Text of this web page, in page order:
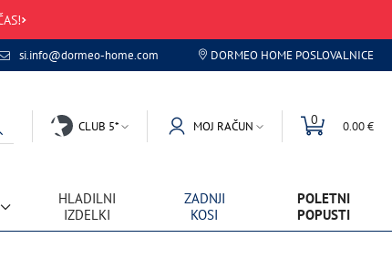
si.info@dormeo-home.com DORMEO HOME POSLOVALNICE
CLUB 5* MOJ RAČUN 0 0.00 €
HLADILNI
IZDELKI
ZADNJI
KOSI
POLETNI
POPUSTI